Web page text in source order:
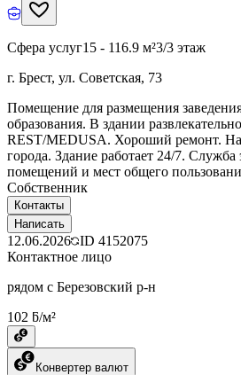
Сфера услуг15 - 116.9 м²3/3 этаж
г. Брест, ул. Советская, 73
Помещение для размещения
образования. В здании
REST/MEDUSA. Хороший ремонт.
города. Здание работает 24/7. Служба
помещений и мест общего
Собственник
Контакты
Написать
12.06.2026 ID 4152075
Контактное лицо
рядом с Березовский р-н
102 ƃ/м²
Конвертер валют